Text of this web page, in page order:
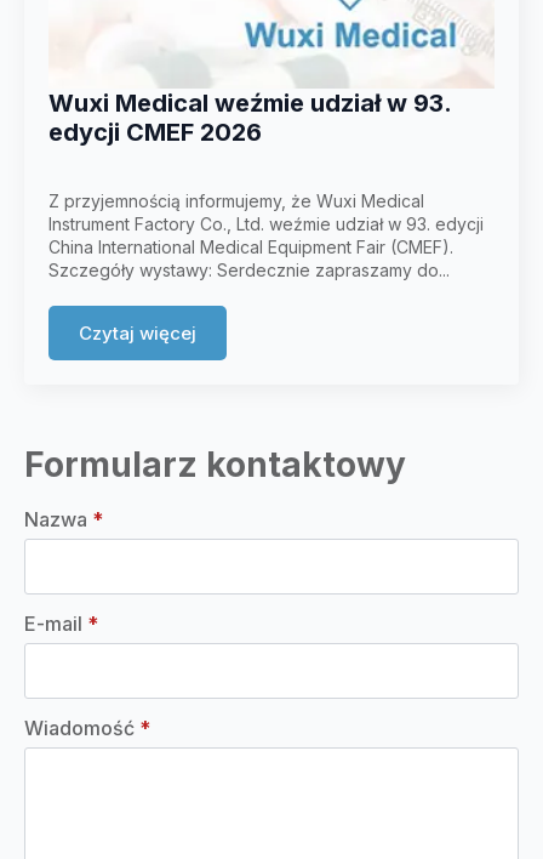
Wuxi Medical weźmie udział w 93.
edycji CMEF 2026
Z przyjemnością informujemy, że Wuxi Medical
Instrument Factory Co., Ltd. weźmie udział w 93. edycji
China International Medical Equipment Fair (CMEF).
Szczegóły wystawy: Serdecznie zapraszamy do...
Czytaj więcej
Formularz kontaktowy
Nazwa *
E-mail *
Wiadomość *